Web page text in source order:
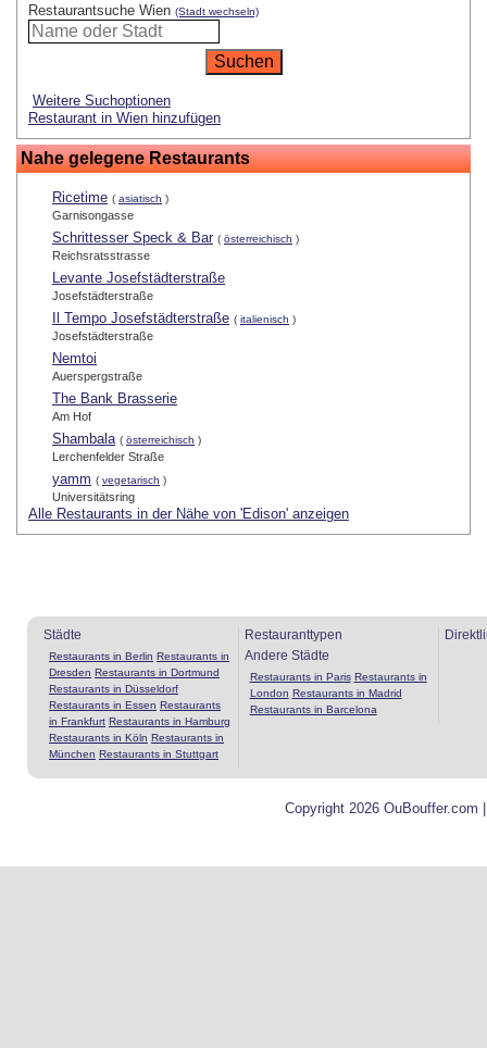
Restaurantsuche Wien (Stadt wechseln)
Weitere Suchoptionen
Restaurant in Wien hinzufügen
Nahe gelegene Restaurants
Ricetime ( asiatisch )
Garnisongasse
Schrittesser Speck & Bar ( österreichisch )
Reichsratsstrasse
Levante Josefstädterstraße
Josefstädterstraße
Il Tempo Josefstädterstraße ( italienisch )
Josefstädterstraße
Nemtoi
Auerspergstraße
The Bank Brasserie
Am Hof
Shambala ( österreichisch )
Lerchenfelder Straße
yamm ( vegetarisch )
Universitätsring
Alle Restaurants in der Nähe von 'Edison' anzeigen
Städte
Restaurants in Berlin Restaurants in
Dresden Restaurants in Dortmund
Restaurants in Düsseldorf
Restaurants in Essen Restaurants
in Frankfurt Restaurants in Hamburg
Restaurants in Köln Restaurants in
München Restaurants in Stuttgart
Restauranttypen
Andere Städte
Restaurants in Paris Restaurants in
London Restaurants in Madrid
Restaurants in Barcelona
Copyright 2026 OuBouffer.com